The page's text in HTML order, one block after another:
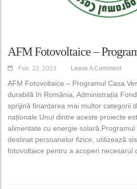
AFM Fotovoltaice –
Feb. 22, 2023 Leave A Comment
AFM Fotovoltaice – Programul Casa
durabilă în România, Administrația
sprijină finanțarea mai multor categorii
naționale.Unul dintre aceste proiecte
alimentate cu energie solară.Programul
destinat persoanelor fizice, utilizează
fotovoltaice pentru a acoperi necesarul